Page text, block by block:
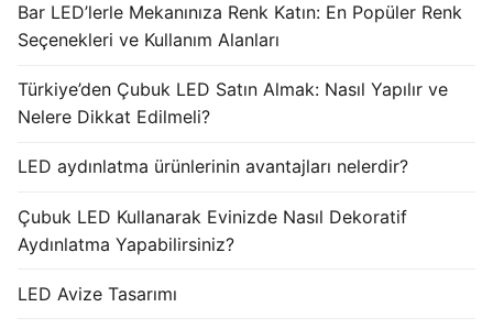
Bar LED’lerle Mekanınıza Renk Katın: En Popüler Renk
Seçenekleri ve Kullanım Alanları
Türkiye’den Çubuk LED Satın Almak: Nasıl Yapılır ve
Nelere Dikkat Edilmeli?
LED aydınlatma ürünlerinin avantajları nelerdir?
Çubuk LED Kullanarak Evinizde Nasıl Dekoratif
Aydınlatma Yapabilirsiniz?
LED Avize Tasarımı